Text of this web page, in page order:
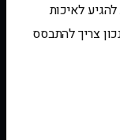
לאיכות
צריך להתבסס